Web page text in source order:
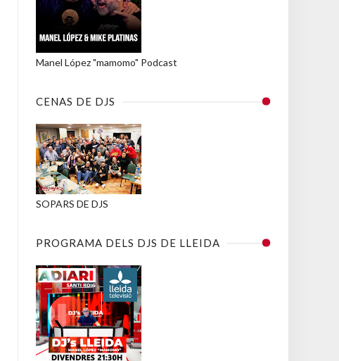
Manel López "mamomo" Podcast
CENAS DE DJS
SOPARS DE DJS
PROGRAMA DELS DJS DE LLEIDA